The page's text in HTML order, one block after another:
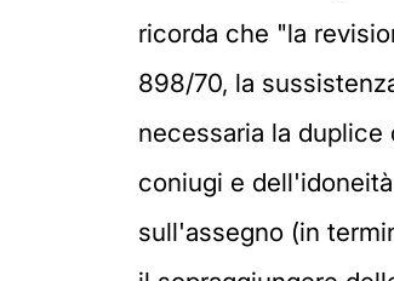
ricorda che "la
898/70, la
necessaria la
coniugi e
sull'assegno (in